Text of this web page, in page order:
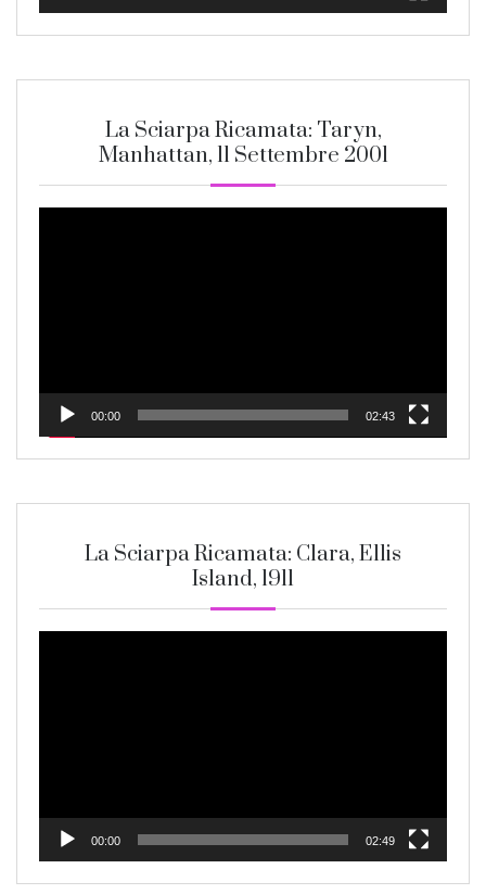
La Sciarpa Ricamata: Taryn,
Manhattan, 11 Settembre 2001
00:00 02:43
La Sciarpa Ricamata: Clara, Ellis
Island, 1911
00:00 02:49